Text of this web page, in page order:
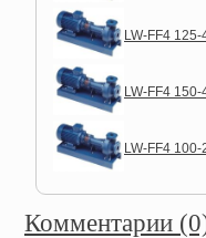
LW-FF4
LW-FF4
LW-FF4
Комментарии